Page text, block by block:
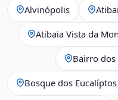
Alvinópolis
Atibaia Vista da
Bairro dos
Bosque dos Eucalíptos